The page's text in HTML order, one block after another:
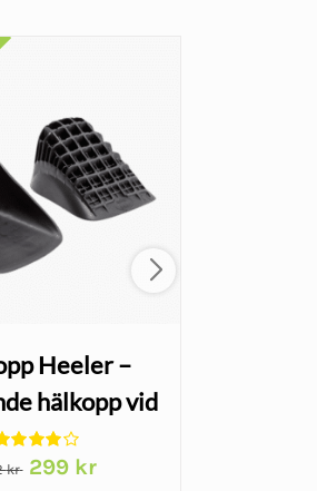
Heeler –
hälkopp vid
och
kr
Det
299 krDet